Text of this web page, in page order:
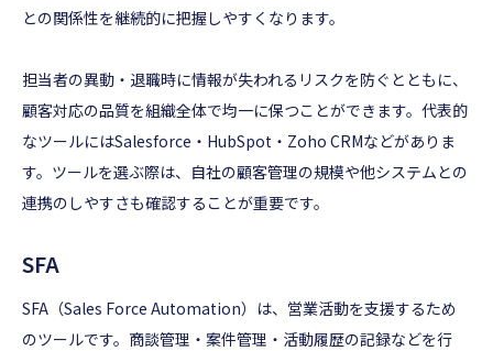
との関係性を継続的に把握しやすくなります。
担当者の異動・退職時に情報が失われるリスクを防ぐとともに、
顧客対応の品質を組織全体で均一に保つことができます。代表的
なツールにはSalesforce・HubSpot・Zoho CRMなどがありま
す。ツールを選ぶ際は、自社の顧客管理の規模や他システムとの
連携のしやすさも確認することが重要です。
SFA
SFA（Sales Force Automation）は、営業活動を支援するため
のツールです。商談管理・案件管理・活動履歴の記録などを行